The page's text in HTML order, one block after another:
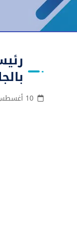
10 أغسطس، 2021